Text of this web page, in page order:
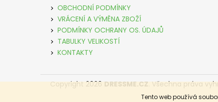
Tento web používá
OBCHODNÍ PODMÍNKY
VRÁCENÍ A VÝMĚNA ZBOŽÍ
PODMÍNKY OCHRANY OS. ÚDAJŮ
TABULKY VELIKOSTÍ
KONTAKTY
Copyright 2026DRESSME.CZ. Všechna práva